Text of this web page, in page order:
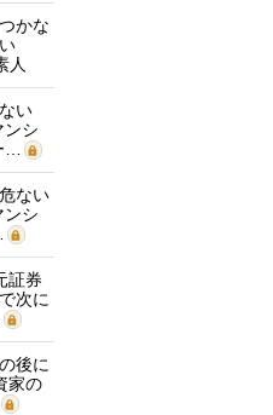
かな
人
い
ンシ
…
ない
ンシ
証券
次に
後に
家の